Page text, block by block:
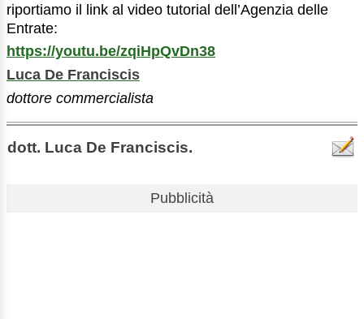
riportiamo il link al video tutorial dell’Agenzia delle
Entrate:
https://youtu.be/zqiHpQvDn38
Luca De Franciscis
dottore commercialista
dott. Luca De Franciscis.
Pubblicità